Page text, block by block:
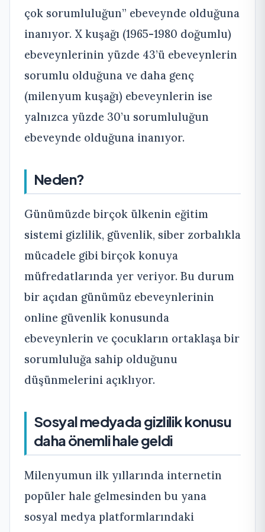
çok sorumluluğun” ebeveynde olduğuna
inanıyor. X kuşağı (1965-1980 doğumlu)
ebeveynlerinin yüzde 43’ü ebeveynlerin
sorumlu olduğuna ve daha genç
(milenyum kuşağı) ebeveynlerin ise
yalnızca yüzde 30’u sorumluluğun
ebeveynde olduğuna inanıyor.
Neden?
Günümüzde birçok ülkenin eğitim
sistemi gizlilik, güvenlik, siber zorbalıkla
mücadele gibi birçok konuya
müfredatlarında yer veriyor. Bu durum
bir açıdan günümüz ebeveynlerinin
online güvenlik konusunda
ebeveynlerin ve çocukların ortaklaşa bir
sorumluluğa sahip olduğunu
düşünmelerini açıklıyor.
Sosyal medyada gizlilik konusu
daha önemli hale geldi
Milenyumun ilk yıllarında internetin
popüler hale gelmesinden bu yana
sosyal medya platformlarındaki